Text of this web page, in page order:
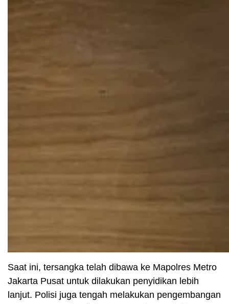
Saat ini, tersangka telah dibawa ke Mapolres Metro
Jakarta Pusat untuk dilakukan penyidikan lebih
lanjut. Polisi juga tengah melakukan pengembangan